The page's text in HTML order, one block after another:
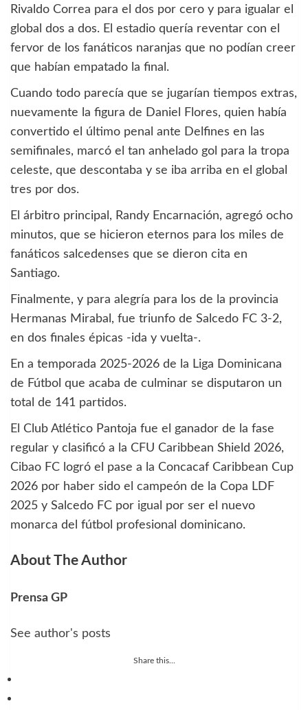
Rivaldo Correa para el dos por cero y para igualar el
global dos a dos. El estadio quería reventar con el
fervor de los fanáticos naranjas que no podían creer
que habían empatado la final.
Cuando todo parecía que se jugarían tiempos extras,
nuevamente la figura de Daniel Flores, quien había
convertido el último penal ante Delfines en las
semifinales, marcó el tan anhelado gol para la tropa
celeste, que descontaba y se iba arriba en el global
tres por dos.
El árbitro principal, Randy Encarnación, agregó ocho
minutos, que se hicieron eternos para los miles de
fanáticos salcedenses que se dieron cita en
Santiago.
Finalmente, y para alegría para los de la provincia
Hermanas Mirabal, fue triunfo de Salcedo FC 3-2,
en dos finales épicas -ida y vuelta-.
En a temporada 2025-2026 de la Liga Dominicana
de Fútbol que acaba de culminar se disputaron un
total de 141 partidos.
El Club Atlético Pantoja fue el ganador de la fase
regular y clasificó a la CFU Caribbean Shield 2026,
Cibao FC logró el pase a la Concacaf Caribbean Cup
2026 por haber sido el campeón de la Copa LDF
2025 y Salcedo FC por igual por ser el nuevo
monarca del fútbol profesional dominicano.
About The Author
Prensa GP
See author's posts
Share this...